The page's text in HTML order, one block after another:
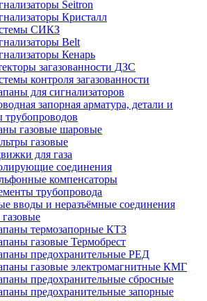
Seitron
Кристалл
СИКЗ
Belt
Кенарь
загазованности ДЗС
контроля загазованности
для сигнализаторов
запорная арматура, детали и
трубопроводов
газовые шаровые
газовые
для газа
соединения
компенсаторы
трубопровода
вводы и неразъёмные соединения
термозапорные КТЗ
газовые Термобрест
предохранительные РЕД
газовые электромагнитные КМГ
предохранительные сбросные
предохранительные запорные